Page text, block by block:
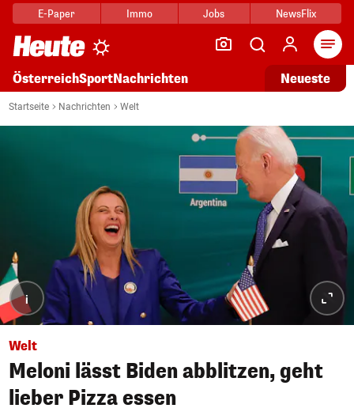
E-Paper Immo Jobs NewsFlix
ÖsterreichSportNachrichten Neueste
Startseite Nachrichten Welt
i
Welt
Meloni lässt Biden abblitzen, geht
lieber Pizza essen